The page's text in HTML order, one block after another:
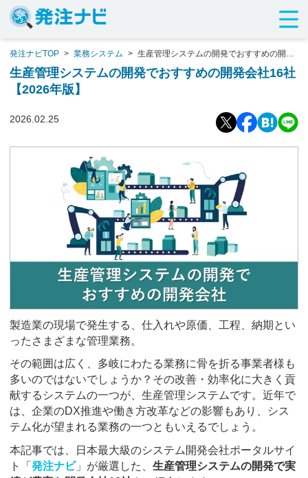
発注ナビTOP > 業務システム > 生産管理システムの開発でおすすめの開発
会社16社【2026年版】
生産管理システムの開発でおすすめの開発会社16社
【2026年版】
2026.02.25
製造業の現場で発生する、仕入れや原価、工程、納期とい
ったさまざまな管理業務。
その範囲は広く、多岐にわたる業務に骨を折る事業者様も
多いのではないでしょうか？その改善・効率化に大きく貢
献するシステムの一つが、生産管理システムです。近年で
は、企業のDX推進や働き方改革などの影響もあり、シス
テム化が望まれる業務の一つともいえるでしょう。
本記事では、日本最大級のシステム開発会社ポータルサイ
ト「 発注ナビ」が厳選した、 生産管理システムの開発で実